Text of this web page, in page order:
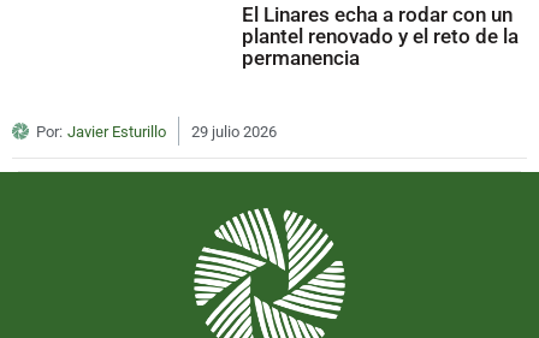
El Linares echa a rodar con un
plantel renovado y el reto de la
permanencia
Por: Javier Esturillo 29 julio 2026